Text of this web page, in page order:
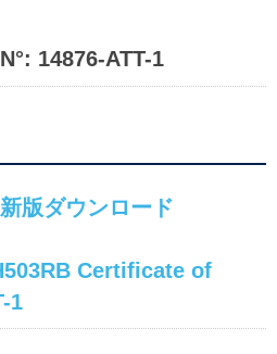
14876-ATT-1
版ダウンロード
Certificate of
1